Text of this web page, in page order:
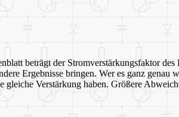
beträgt der Stromverstärkungsfaktor
Ergebnisse bringen. Wer es ganz
Verstärkung haben. Größere